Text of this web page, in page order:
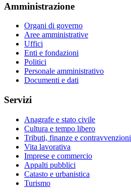
Amministrazione
Organi di governo
Aree amministrative
Uffici
Enti e fondazioni
Politici
Personale amministrativo
Documenti e dati
Servizi
Anagrafe e stato civile
Cultura e tempo libero
Tributi, finanze e contravvenzioni
Vita lavorativa
Imprese e commercio
Appalti pubblici
Catasto e urbanistica
Turismo